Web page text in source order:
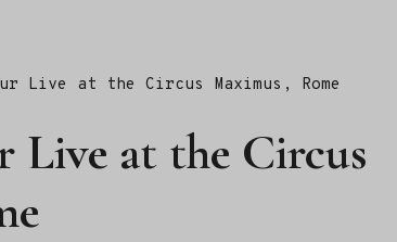
Live at the Circus Maximus, Rome
Live at the Circus